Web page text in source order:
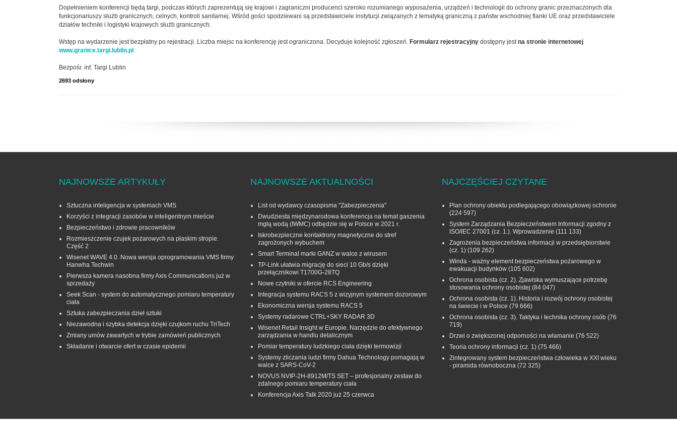
Dopełnieniem konferencji będą targi, podczas których zaprezentują się krajowi i zagraniczni producenci szeroko rozumianego wyposażenia, urządzeń i technologii do ochrony granic przeznaczonych dla
funkcjonariuszy służb granicznych, celnych, kontroli sanitarnej. Wśród gości spodziewani są przedstawiciele instytucji związanych z tematyką graniczną z państw wschodniej flanki UE oraz przedstawiciele
działów techniki i logistyki krajowych służb granicznych.
Wstęp na wydarzenie jest bezpłatny po rejestracji. Liczba miejsc na konferencję jest ograniczona. Decyduje kolejność zgłoszeń. Formularz rejestracyjny dostępny jestna stronie internetowej
www.granice.targi.lublin.pl .
Bezpośr. inf. Targi Lublin
2693 odsłony
NAJNOWSZE ARTYKUŁY
Sztuczna inteligencja w systemach VMS
Korzyści z integracji zasobów w inteligentnym mieście
Bezpieczeństwo i zdrowie pracowników
Rozmieszczenie czujek pożarowych na płaskim stropie.
Część 2
Wisenet WAVE 4.0. Nowa wersja oprogramowania VMS firmy
Hanwha Techwin
Pierwsza kamera nasobna firmy Axis Communications już w
sprzedaży
Seek Scan - system do automatycznego pomiaru temperatury
ciała
Sztuka zabezpieczania dzieł sztuki
Niezawodna i szybka detekcja dzięki czujkom ruchu TriTech
Zmiany umów zawartych w trybie zamówień publicznych
Składanie i otwarcie ofert w czasie epidemii
NAJNOWSZE AKTUALNOŚCI
List od wydawcy czasopisma "Zabezpieczenia"
Dwudziesta międzynarodowa konferencja na temat gaszenia
mgłą wodą (IWMC) odbędzie się w Polsce w 2021 r.
Iskrobezpieczne kontaktrony magnetyczne do stref
zagrożonych wybuchem
Smart Terminal marki GANZ w walce z wirusem
TP-Link ułatwia migrację do sieci 10 Gb/s dzięki
przełącznikowi T1700G‑28TQ
Nowe czytniki w ofercie RCS Engineering
Integracja systemu RACS 5 z wizyjnym systemem dozorowym
Ekonomiczna wersja systemu RACS 5
Systemy radarowe CTRL+SKY RADAR 3D
Wisenet Retail Insight w Europie. Narzędzie do efektywnego
zarządzania w handlu detalicznym
Pomiar temperatury ludzkiego ciała dzięki termowizji
Systemy zliczania ludzi firmy Dahua Technology pomagają w
walce z SARS-CoV-2
NOVUS NVIP-2H-8912M/TS SET – profesjonalny zestaw do
zdalnego pomiaru temperatury ciała
Konferencja Axis Talk 2020 już 25 czerwca
NAJCZĘŚCIEJ CZYTANE
Plan ochrony obiektu podlegającego obowiązkowej ochronie
(224 597)
System Zarządzania Bezpieczeństwem Informacji zgodny z
ISO/IEC 27001 (cz. 1.). Wprowadzenie (111 133)
Zagrożenia bezpieczeństwa informacji w przedsiębiorstwie
(cz. 1) (109 262)
Winda - ważny element bezpieczeństwa pożarowego w
ewakuacji budynków (105 602)
Ochrona osobista (cz. 2). Zjawiska wymuszające potrzebę
stosowania ochrony osobistej (84 047)
Ochrona osobista (cz. 1). Historia i rozwój ochrony osobistej
na świecie i w Polsce (79 666)
Ochrona osobista (cz. 3). Taktyka i technika ochrony osób (76
719)
Drzwi o zwiększonej odporności na włamanie (76 522)
Teoria ochrony informacji (cz. 1) (75 466)
Zintegrowany system bezpieczeństwa człowieka w XXI wieku
- piramida równoboczna (72 325)